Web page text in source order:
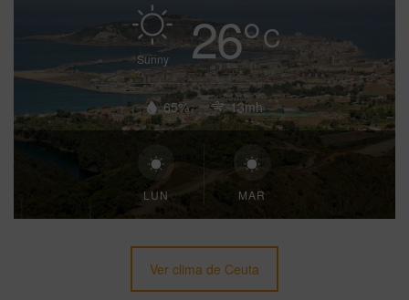
Sunny 26°C
65% 13mh
LUN MAR
Ver clima de Ceuta